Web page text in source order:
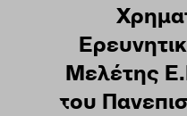
Μελέτης
του